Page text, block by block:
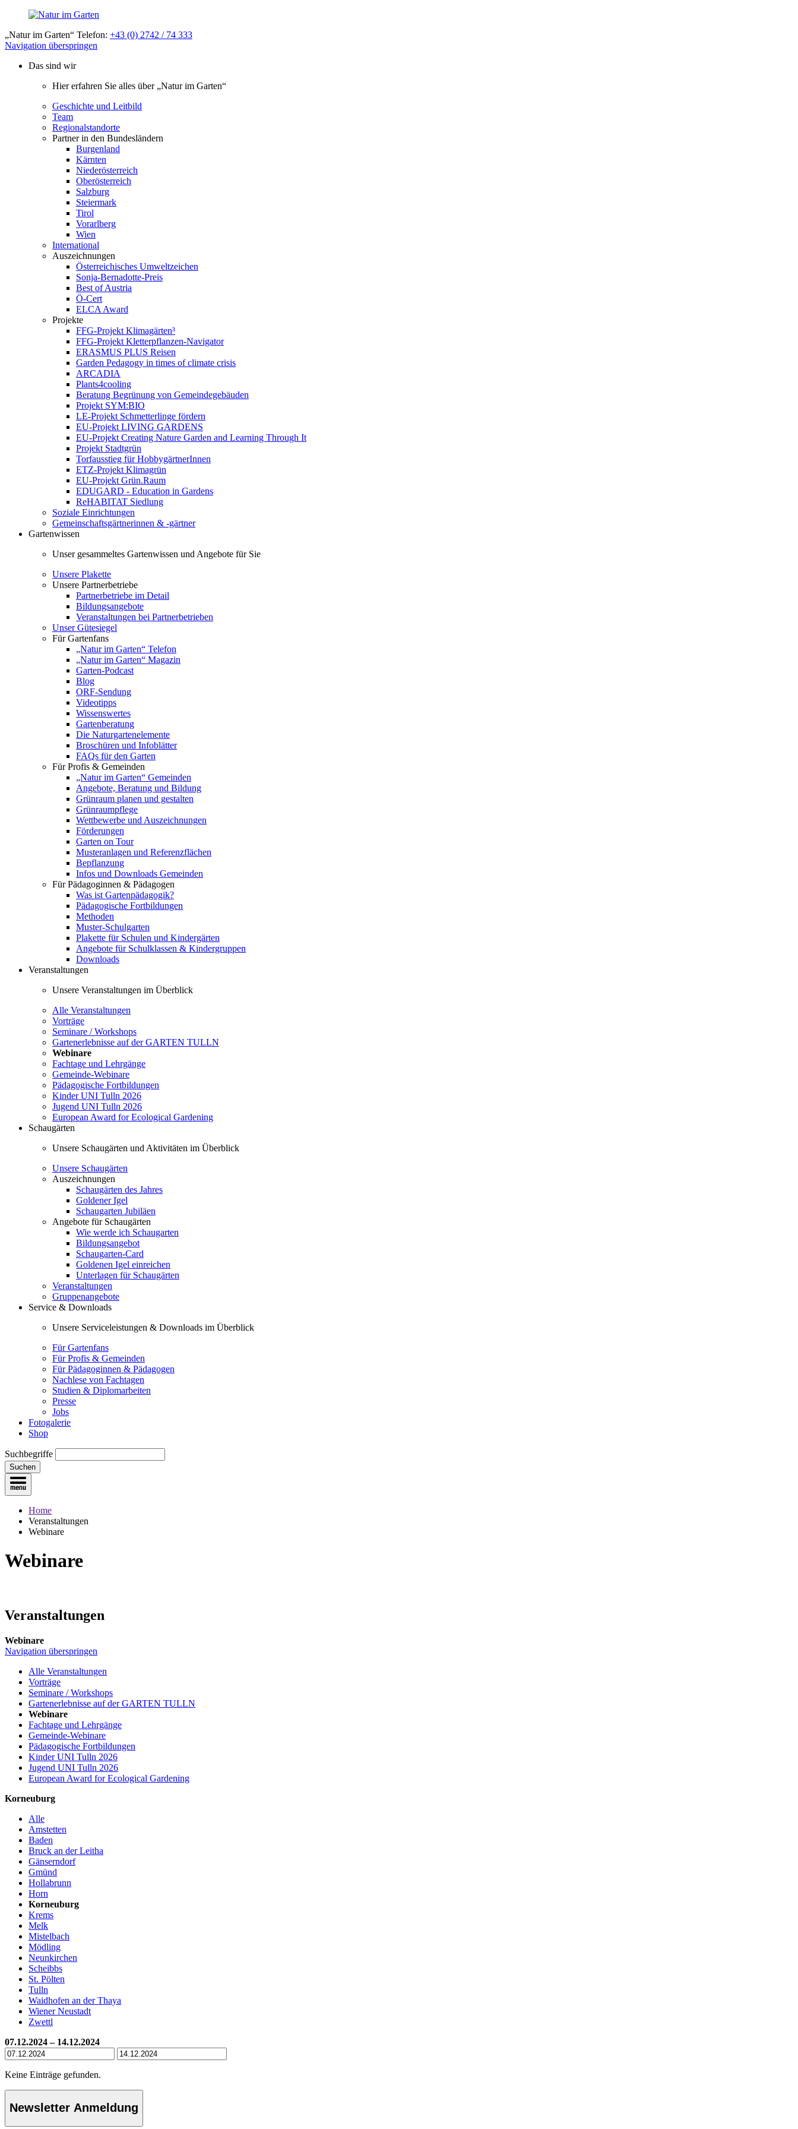
„Natur im Garten“ Telefon: +43 (0) 2742 / 74 333
Navigation überspringen
Das sind wir
Hier erfahren Sie alles über „Natur im Garten“
Geschichte und Leitbild
Team
Regionalstandorte
Partner in den Bundesländern
Burgenland
Kärnten
Niederösterreich
Oberösterreich
Salzburg
Steiermark
Tirol
Vorarlberg
Wien
International
Auszeichnungen
Österreichisches Umweltzeichen
Sonja-Bernadotte-Preis
Best of Austria
Ö-Cert
ELCA Award
Projekte
FFG-Projekt Klimagärten³
FFG-Projekt Kletterpflanzen-Navigator
ERASMUS PLUS Reisen
Garden Pedagogy in times of climate crisis
ARCADIA
Plants4cooling
Beratung Begrünung von Gemeindegebäuden
Projekt SYM:BIO
LE-Projekt Schmetterlinge fördern
EU-Projekt LIVING GARDENS
EU-Projekt Creating Nature Garden and Learning Through It
Projekt Stadtgrün
Torfausstieg für HobbygärtnerInnen
ETZ-Projekt Klimagrün
EU-Projekt Grün.Raum
EDUGARD - Education in Gardens
ReHABITAT Siedlung
Soziale Einrichtungen
Gemeinschaftsgärtnerinnen & -gärtner
Gartenwissen
Unser gesammeltes Gartenwissen und Angebote für Sie
Unsere Plakette
Unsere Partnerbetriebe
Partnerbetriebe im Detail
Bildungsangebote
Veranstaltungen bei Partnerbetrieben
Unser Gütesiegel
Für Gartenfans
„Natur im Garten“ Telefon
„Natur im Garten“ Magazin
Garten-Podcast
Blog
ORF-Sendung
Videotipps
Wissenswertes
Gartenberatung
Die Naturgartenelemente
Broschüren und Infoblätter
FAQs für den Garten
Für Profis & Gemeinden
„Natur im Garten“ Gemeinden
Angebote, Beratung und Bildung
Grünraum planen und gestalten
Grünraumpflege
Wettbewerbe und Auszeichnungen
Förderungen
Garten on Tour
Musteranlagen und Referenzflächen
Bepflanzung
Infos und Downloads Gemeinden
Für Pädagoginnen & Pädagogen
Was ist Gartenpädagogik?
Pädagogische Fortbildungen
Methoden
Muster-Schulgarten
Plakette für Schulen und Kindergärten
Angebote für Schulklassen & Kindergruppen
Downloads
Veranstaltungen
Unsere Veranstaltungen im Überblick
Alle Veranstaltungen
Vorträge
Seminare / Workshops
Gartenerlebnisse auf der GARTEN TULLN
Webinare
Fachtage und Lehrgänge
Gemeinde-Webinare
Pädagogische Fortbildungen
Kinder UNI Tulln 2026
Jugend UNI Tulln 2026
European Award for Ecological Gardening
Schaugärten
Unsere Schaugärten und Aktivitäten im Überblick
Unsere Schaugärten
Auszeichnungen
Schaugärten des Jahres
Goldener Igel
Schaugarten Jubiläen
Angebote für Schaugärten
Wie werde ich Schaugarten
Bildungsangebot
Schaugarten-Card
Goldenen Igel einreichen
Unterlagen für Schaugärten
Veranstaltungen
Gruppenangebote
Service & Downloads
Unsere Serviceleistungen & Downloads im Überblick
Für Gartenfans
Für Profis & Gemeinden
Für Pädagoginnen & Pädagogen
Nachlese von Fachtagen
Studien & Diplomarbeiten
Presse
Jobs
Fotogalerie
Shop
Suchbegriffe
Suchen
Home
Veranstaltungen
Webinare
Webinare
Veranstaltungen
Webinare
Navigation überspringen
Alle Veranstaltungen
Vorträge
Seminare / Workshops
Gartenerlebnisse auf der GARTEN TULLN
Webinare
Fachtage und Lehrgänge
Gemeinde-Webinare
Pädagogische Fortbildungen
Kinder UNI Tulln 2026
Jugend UNI Tulln 2026
European Award for Ecological Gardening
Korneuburg
Alle
Amstetten
Baden
Bruck an der Leitha
Gänserndorf
Gmünd
Hollabrunn
Horn
Korneuburg
Krems
Melk
Mistelbach
Mödling
Neunkirchen
Scheibbs
St. Pölten
Tulln
Waidhofen an der Thaya
Wiener Neustadt
Zwettl
07.12.2024 – 14.12.2024
Keine Einträge gefunden.
Newsletter Anmeldung